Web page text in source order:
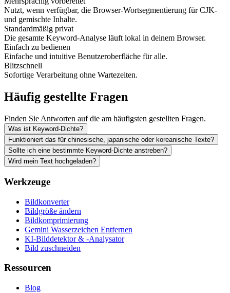
Nutzt, wenn verfügbar, die Browser-Wortsegmentierung für CJK-
und gemischte Inhalte.
Standardmäßig privat
Die gesamte Keyword-Analyse läuft lokal in deinem Browser.
Einfach zu bedienen
Einfache und intuitive Benutzeroberfläche für alle.
Blitzschnell
Sofortige Verarbeitung ohne Wartezeiten.
Häufig gestellte Fragen
Finden Sie Antworten auf die am häufigsten gestellten Fragen.
Was ist Keyword-Dichte?
Funktioniert das für chinesische, japanische oder koreanische Texte?
Sollte ich eine bestimmte Keyword-Dichte anstreben?
Wird mein Text hochgeladen?
Werkzeuge
Bildkonverter
Bildgröße ändern
Bildkomprimierung
Gemini Wasserzeichen Entfernen
KI-Bilddetektor & -Analysator
Bild zuschneiden
Ressourcen
Blog